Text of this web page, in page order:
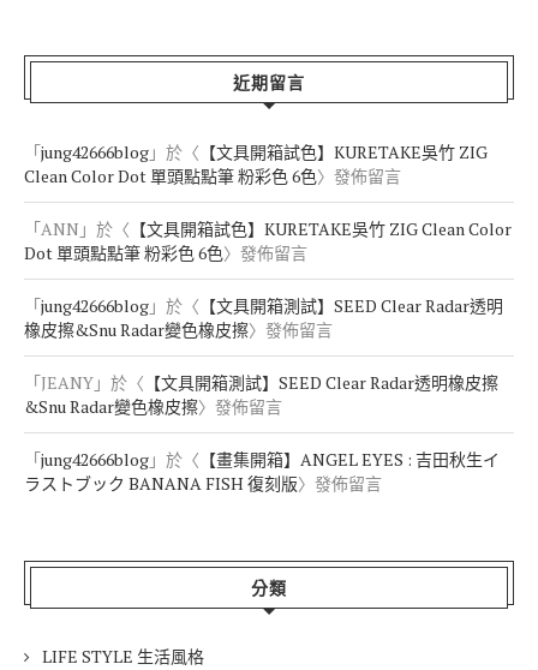
近期留言
「jung42666blog 」於〈 【文具開箱試色】KURETAKE吳竹 ZIG
Clean Color Dot 單頭點點筆 粉彩色 6色〉發佈留言
「ANN 」於〈 【文具開箱試色】KURETAKE吳竹 ZIG Clean Color
Dot 單頭點點筆 粉彩色 6色〉發佈留言
「jung42666blog 」於〈 【文具開箱測試】SEED Clear Radar透明
橡皮擦&Snu Radar變色橡皮擦〉發佈留言
「JEANY 」於〈 【文具開箱測試】SEED Clear Radar透明橡皮擦
&Snu Radar變色橡皮擦〉發佈留言
「jung42666blog 」於〈 【畫集開箱】ANGEL EYES : 吉田秋生イ
ラストブック BANANA FISH 復刻版〉發佈留言
分類
LIFE STYLE 生活風格